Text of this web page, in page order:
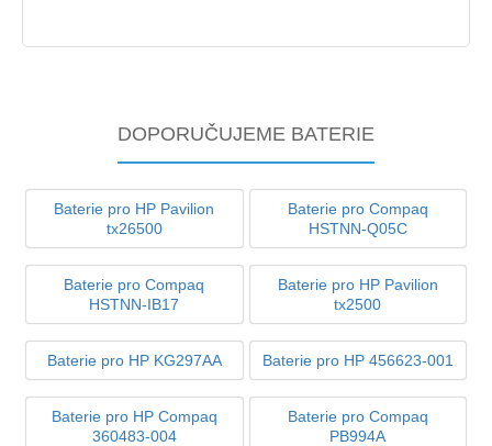
DOPORUČUJEME BATERIE
Baterie pro HP Pavilion
tx26500
Baterie pro Compaq
HSTNN-Q05C
Baterie pro Compaq
HSTNN-IB17
Baterie pro HP Pavilion
tx2500
Baterie pro HP KG297AA Baterie pro HP 456623-001
Baterie pro HP Compaq
360483-004
Baterie pro Compaq
PB994A